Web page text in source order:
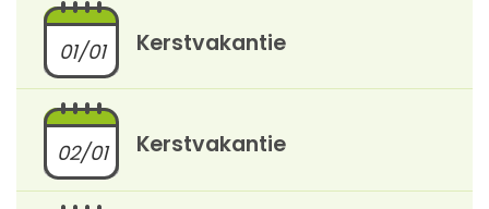
01/01 Kerstvakantie
02/01 Kerstvakantie